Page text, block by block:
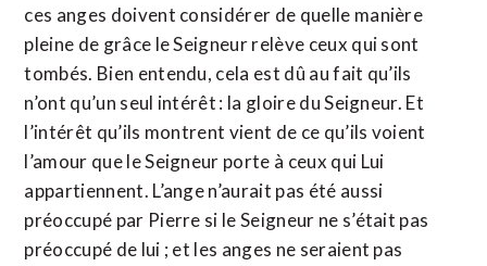
ces anges doivent considérer de quelle manière
pleine de grâce le Seigneur relève ceux qui sont
tombés. Bien entendu, cela est dû au fait qu’ils
n’ont qu’un seul intérêt : la gloire du Seigneur. Et
l’intérêt qu’ils montrent vient de ce qu’ils voient
l’amour que le Seigneur porte à ceux qui Lui
appartiennent. L’ange n’aurait pas été aussi
préoccupé par Pierre si le Seigneur ne s’était pas
préoccupé de lui ; et les anges ne seraient pas